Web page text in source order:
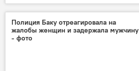
Видео
Новости
Россия
Пресс-центр
Полиция Баку отреагировала на
жалобы женщин и задержала мужчину
- фото